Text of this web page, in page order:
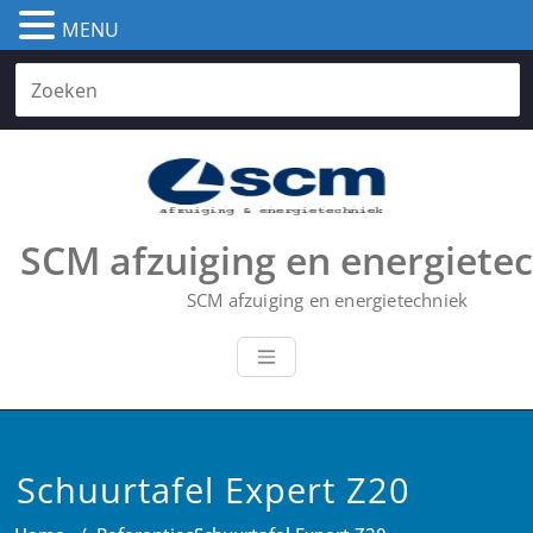
Skip
content
SCM afzuiging en
SCM afzuiging en energietechniek
Schuurtafel Expert Z20
MENU